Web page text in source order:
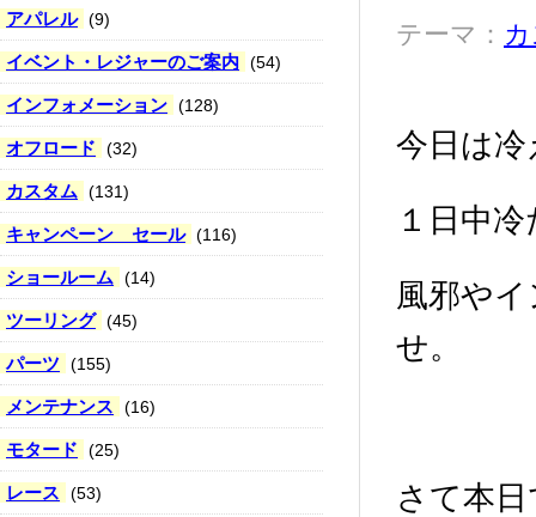
アパレル (9)
イベント・レジャーのご案内 (54)
インフォメーション (128)
オフロード (32)
カスタム (131)
キャンペーン セール (116)
ショールーム (14)
ツーリング (45)
パーツ (155)
メンテナンス (16)
モタード (25)
レース (53)
テーマ：
今日は
１日中
風邪や
せ。
さて本